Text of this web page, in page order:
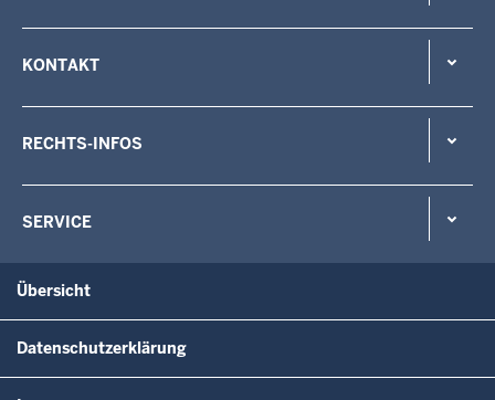
KONTAKT
RECHTS-INFOS
SERVICE
Übersicht
Datenschutzerklärung